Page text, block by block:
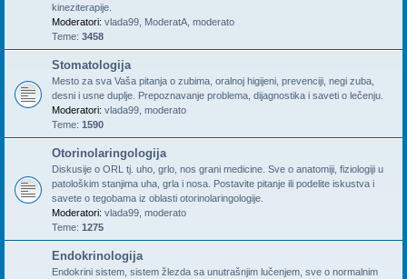
kineziterapije.
Moderatori: vlada99 ModeratA moderato
Teme: 3458
Stomatologija
Mesto za sva Vaša pitanja o zubima, oralnoj higijeni, prevenciji, negi zuba,
desni i usne duplje. Prepoznavanje problema, dijagnostika i saveti o lečenju.
Moderatori: vlada99 moderato
Teme: 1590
Otorinolaringologija
Diskusije o ORL tj. uho, grlo, nos grani medicine. Sve o anatomiji, fiziologiji u
patološkim stanjima uha, grla i nosa. Postavite pitanje ili podelite iskustva i
savete o tegobama iz oblasti otorinolaringologije.
Moderatori: vlada99 moderato
Teme: 1275
Endokrinologija
Endokrini sistem, sistem žlezda sa unutrašnjim lučenjem, sve o normalnim